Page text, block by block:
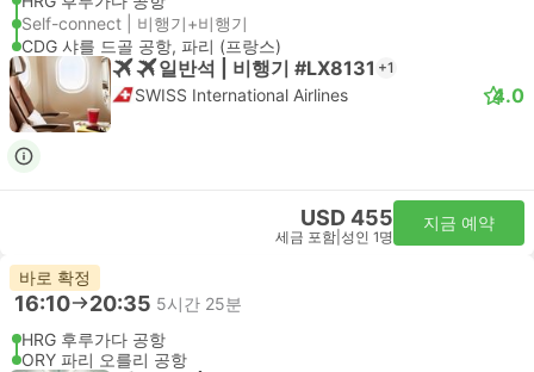
Self-connect | 비행기+비행기
CDG 샤를 드골 공항, 파리 (프랑스)
일반석 | 비행기 #LX8131 +1
SWISS International Airlines 4.0
USD 455
세금 포함 성인 1명
지금 예약
바로 확정
16:10 20:35 5시간 25분
HRG 후루가다 공항
ORY 파리 오를리 공항